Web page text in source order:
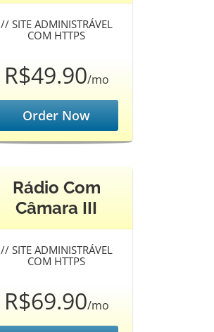
//SITE ADMINISTRÁVEL
COM HTTPS
R$49.90/mo
Order Now
Rádio Com
Câmara III
//SITE ADMINISTRÁVEL
COM HTTPS
R$69.90/mo